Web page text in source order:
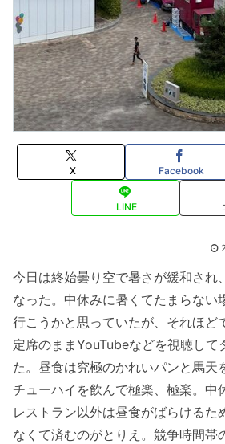
X Facebook
LINE
今日は終始曇り空で暑さが緩和され
なった。中休みに暑くてたまらない
行こうかと思っていたが、それほど
定席のままYouTubeなどを視聴して
た。昼食は究極のかれいパンと馬天
チューハイを飲んで極楽、極楽。中
レストラン以外は昼食がばらけるた
なくて済むのがとりえ。競争時間帯